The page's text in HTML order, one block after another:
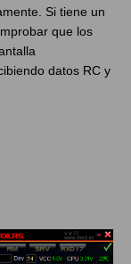
Si tiene un
que los
datos RC y